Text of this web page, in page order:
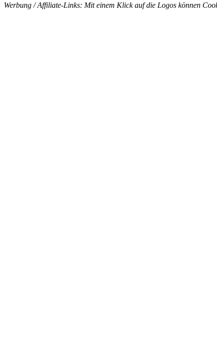
Werbung / Affiliate-Links: Mit einem Klick auf die Logos können